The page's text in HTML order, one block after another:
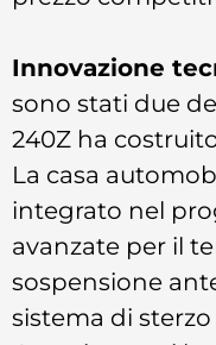
Innovazione
sono stati due
240Z ha
La casa
integrato nel
avanzate per il
sospensione
sistema di